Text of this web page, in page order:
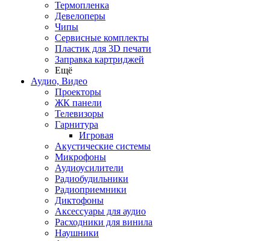
Термопленка
Девелоперы
Чипы
Сервисные комплекты
Пластик для 3D печати
Заправка картриджей
Ещё
Аудио, Видео
Проекторы
ЖК панели
Телевизоры
Гарнитура
Игровая
Акустические системы
Микрофоны
Аудиоусилители
Радиобудильники
Радиоприемники
Диктофоны
Аксессуары для аудио
Расходники для винила
Наушники